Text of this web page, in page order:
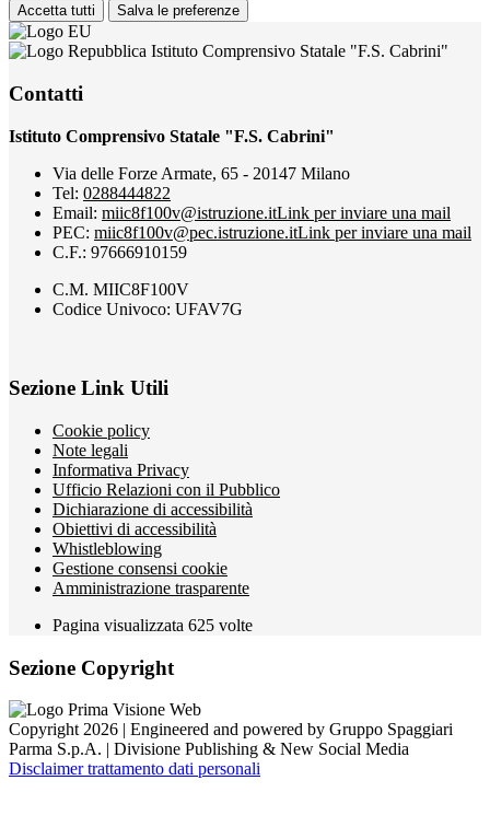
Accetta tutti Salva le preferenze
Istituto Comprensivo Statale "F.S. Cabrini"
Contatti
Istituto Comprensivo Statale "F.S. Cabrini"
Via delle Forze Armate, 65 - 20147 Milano
Tel: 0288444822
Email: miic8f100v@istruzione.itLink per inviare una mail
PEC: miic8f100v@pec.istruzione.itLink per inviare una mail
C.F.: 97666910159
C.M. MIIC8F100V
Codice Univoco: UFAV7G
Sezione Link Utili
Cookie policy
Note legali
Informativa Privacy
Ufficio Relazioni con il Pubblico
Dichiarazione di accessibilità
Obiettivi di accessibilità
Whistleblowing
Gestione consensi cookie
Amministrazione trasparente
Pagina visualizzata 625 volte
Sezione Copyright
Copyright 2026 | Engineered and powered by Gruppo Spaggiari
Parma S.p.A. | Divisione Publishing & New Social Media
Disclaimer trattamento dati personali